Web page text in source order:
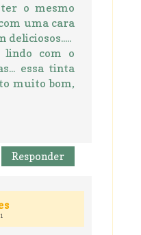
o mesmo
uma cara
deliciosos.....
lindo com o
essa tinta
muito bom,
Responder